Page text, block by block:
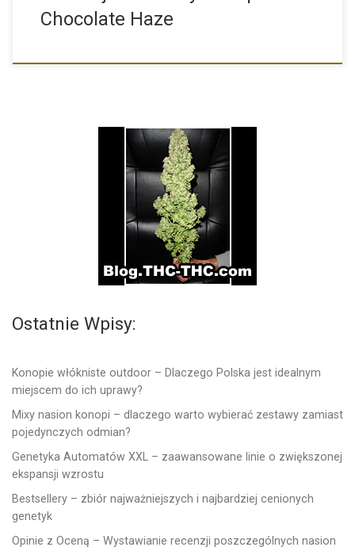
Chocolate Haze
Ostatnie Wpisy:
Konopie włókniste outdoor – Dlaczego Polska jest idealnym
miejscem do ich uprawy?
Mixy nasion konopi – dlaczego warto wybierać zestawy zamiast
pojedynczych odmian?
Genetyka Automatów XXL – zaawansowane linie o zwiększonej
ekspansji wzrostu
Bestsellery – zbiór najważniejszych i najbardziej cenionych
genetyk
Opinie z Oceną – Wystawianie recenzji poszczególnych nasion